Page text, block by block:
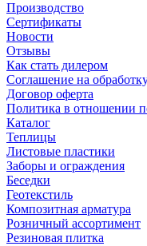
Производство
Сертификаты
Новости
Отзывы
Как стать дилером
Соглашение на
Договор оферта
Политика в отношении
Каталог
Теплицы
Листовые пластики
Заборы и ограждения
Беседки
Геотекстиль
Композитная арматура
Розничный ассортимент
Резиновая плитка